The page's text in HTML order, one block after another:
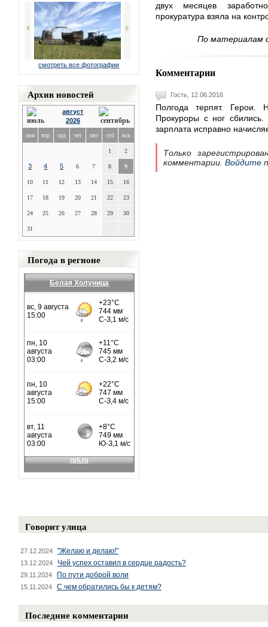
смотреть все фотографии
Архив новостей
август
2026
пон втр срд чет пят суб вск
1 2
3 4 5 6 7 8 9
10 11 12 13 14 15 16
17 18 19 20 21 22 23
24 25 26 27 28 29 30
31
Погода в регионе
Белая Холуница
двух месяцев
прокуратура взяла на
По материалам
Комментарии
Гость, 12.06.2016
Полгода терпят.
Прокуроры с ног
зарплата исправно
Только
комментарии. Войдите
Говорит улица
27.12.2024 "Желаю и делаю!"
13.12.2024 Чей успех оставил в сердце радость?
29.11.2024 По пути доброй воли
15.11.2024 С чем обратились бы к детям?
Последние комментарии